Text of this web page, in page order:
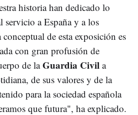
historia han dedicado lo
servicio a España y a los
de esta exposición es
con gran profusión de
de laGuardia Civil a
de sus valores y de la
para la sociedad española
que futura", ha explicado.